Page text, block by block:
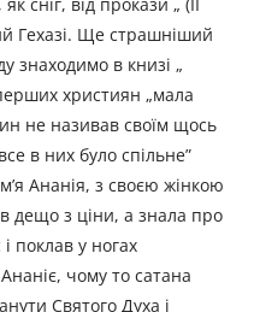
Гехазі. Ще страшніший
знаходимо в книзі „
християн „мала
не називав своїм щось
в них було спільне”
Ананія, з своєю жінкою
дещо з ціни, а знала про
поклав у ногах
чому то сатана
Святого Духа і